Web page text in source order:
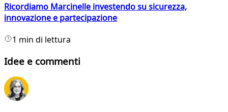
Ricordiamo Marcinelle investendo su sicurezza,
innovazione e partecipazione
1 min di lettura
Idee e commenti